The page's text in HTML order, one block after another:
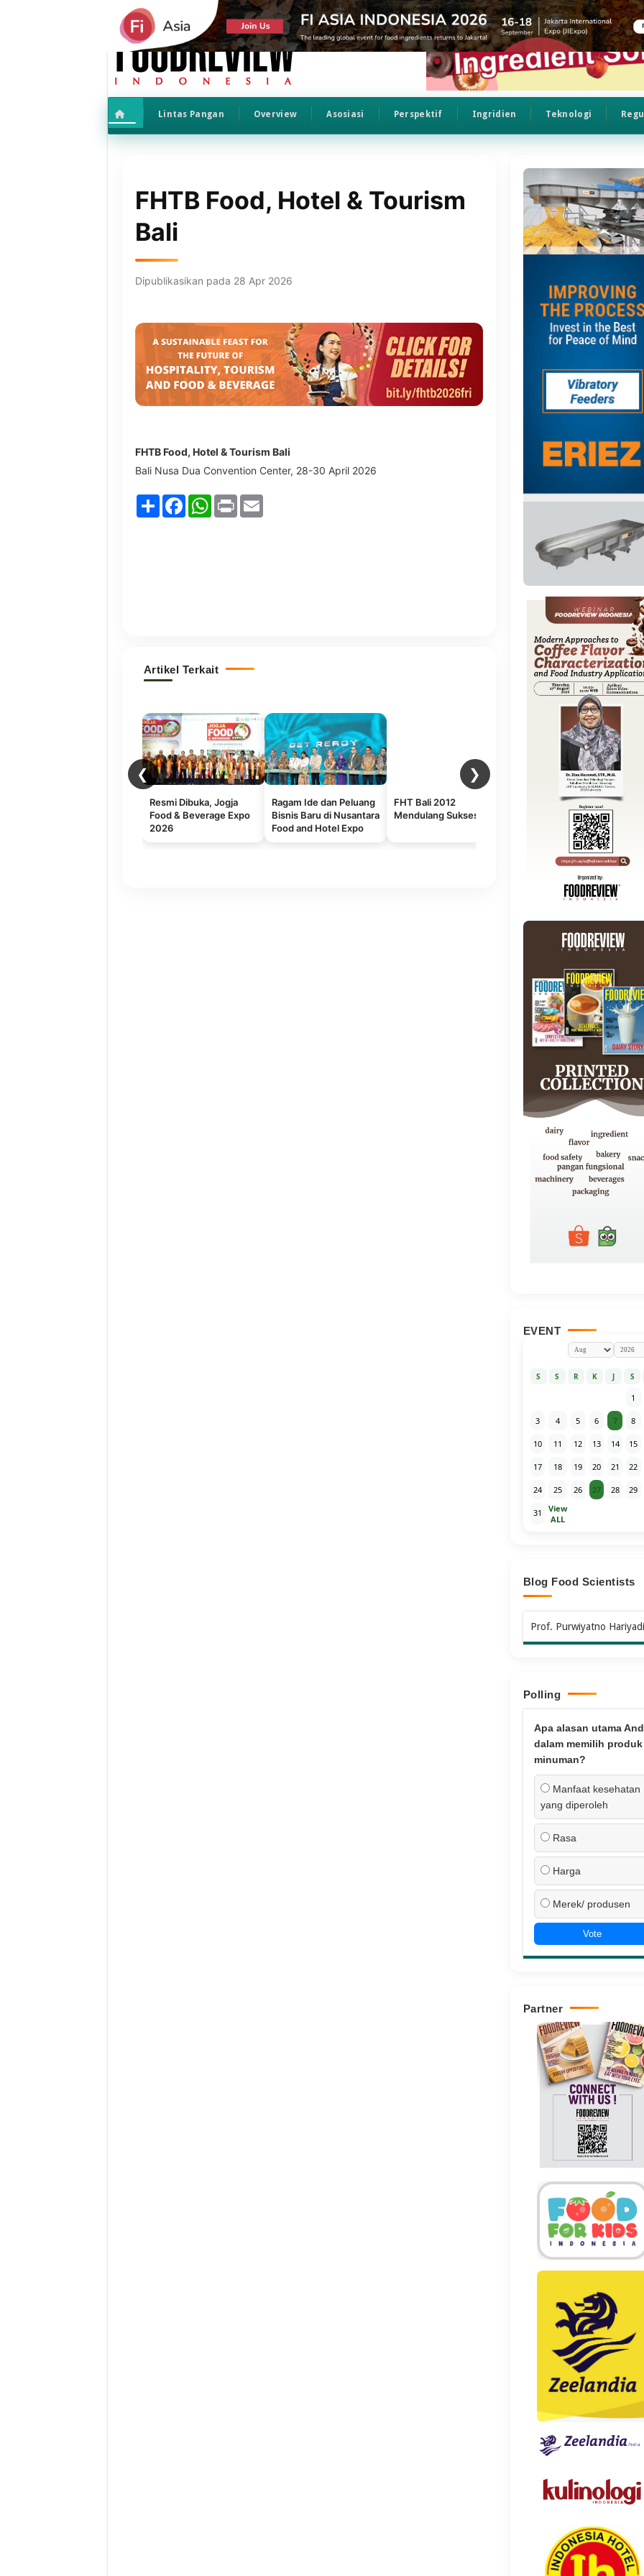
Lintas Pangan Overview Asosiasi Perspektif Ingridien Teknologi
FHTB Food, Hotel & Tourism
Bali
Dipublikasikan pada 28 Apr 2026
FHTB Food, Hotel & Tourism Bali
Bali Nusa Dua Convention Center, 28-30 April 2026
ShareFacebookWhatsApp
Print Email
Artikel Terkait
❮ ❯
Resmi Dibuka, Jogja
Food & Beverage Expo
2026
Ragam Ide dan Peluang
Bisnis Baru di Nusantara
Food and Hotel Expo
FHT Bali 2012
Mendulang Sukses
Food & Hospitality
Indonesia (FHI) Kembali
Hadir Tahun 2025,
Membangun Masa
Depan Industri Kuliner
dan Perhotelan
Berkelanjutan di
EVENT
S S R K J S
1
3 4 5 6 7 8
10 11 12 13 14 15
17 18 19 20 21 22
24 25 26 27 28 29
31
View
ALL
Blog Food Scientists
Prof. Purwiyatno Hariyadi
Polling
Apa alasan utama
dalam memilih produk
minuman?
Manfaat kesehatan
yang diperoleh
Rasa
Harga
Merek/ produsen
Vote
Partner